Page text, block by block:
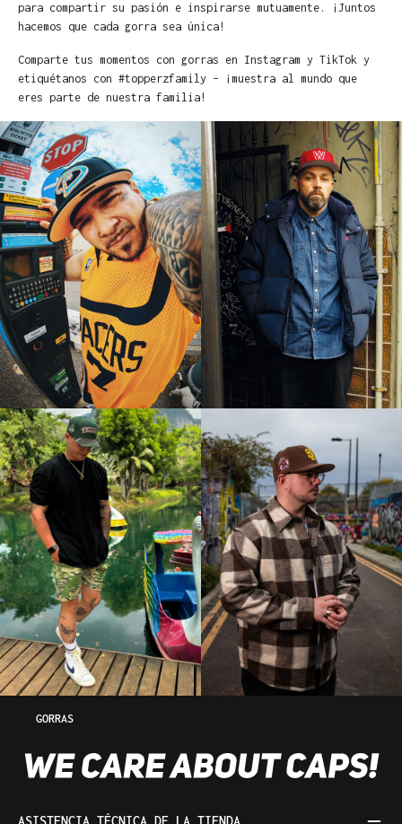
para compartir su pasión e inspirarse mutuamente. ¡Juntos
hacemos que cada gorra sea única!
Comparte tus momentos con gorras en Instagram y TikTok y
etiquétanos con #topperzfamily – ¡muestra al mundo que
eres parte de nuestra familia!
GORRAS
ASISTENCIA TÉCNICA DE LA TIENDA